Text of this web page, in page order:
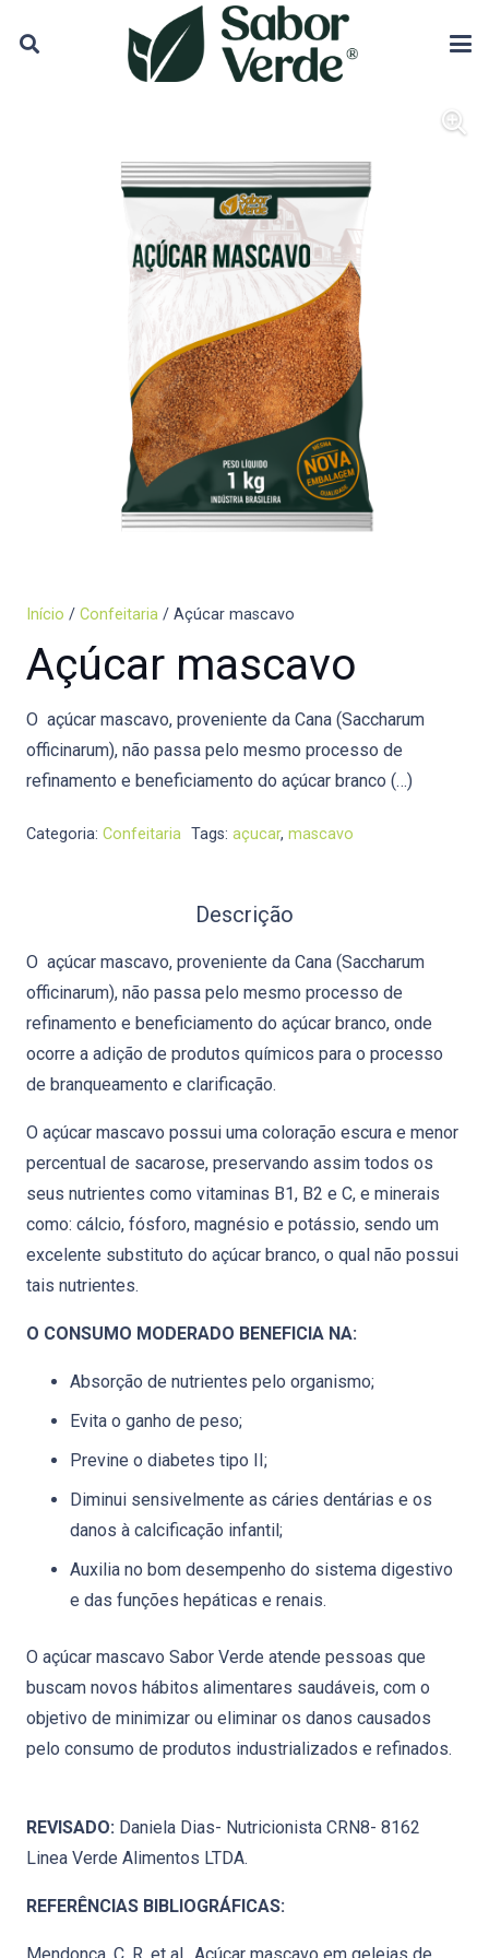
Início / Confeitaria / Açúcar mascavo
Açúcar mascavo
O açúcar mascavo, proveniente da Cana (Saccharum
officinarum), não passa pelo mesmo processo de
refinamento e beneficiamento do açúcar branco (…)
Categoria: Confeitaria Tags: açucar, mascavo
Descrição
O açúcar mascavo, proveniente da Cana (Saccharum
officinarum), não passa pelo mesmo processo de
refinamento e beneficiamento do açúcar branco, onde
ocorre a adição de produtos químicos para o processo
de branqueamento e clarificação.
O açúcar mascavo possui uma coloração escura e menor
percentual de sacarose, preservando assim todos os
seus nutrientes como vitaminas B1, B2 e C, e minerais
como: cálcio, fósforo, magnésio e potássio, sendo um
excelente substituto do açúcar branco, o qual não possui
tais nutrientes.
O CONSUMO MODERADO BENEFICIA NA:
Absorção de nutrientes pelo organismo;
Evita o ganho de peso;
Previne o diabetes tipo II;
Diminui sensivelmente as cáries dentárias e os
danos à calcificação infantil;
Auxilia no bom desempenho do sistema digestivo
e das funções hepáticas e renais.
O açúcar mascavo Sabor Verde atende pessoas que
buscam novos hábitos alimentares saudáveis, com o
objetivo de minimizar ou eliminar os danos causados
pelo consumo de produtos industrializados e refinados.
REVISADO: Daniela Dias- Nutricionista CRN8- 8162
Linea Verde Alimentos LTDA.
REFERÊNCIAS BIBLIOGRÁFICAS:
Mendonça, C. R. et al., Açúcar mascavo em geleias de